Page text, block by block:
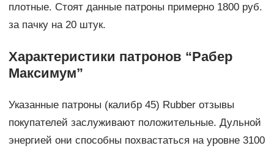
плотные. Стоят данные патроны примерно 1800 руб.
за пачку на 20 штук.
Характеристики патронов “Рабер
Максимум”
Указанные патроны (калибр 45) Rubber отзывы
покупателей заслуживают положительные. Дульной
энергией они способны похвастаться на уровне 3100